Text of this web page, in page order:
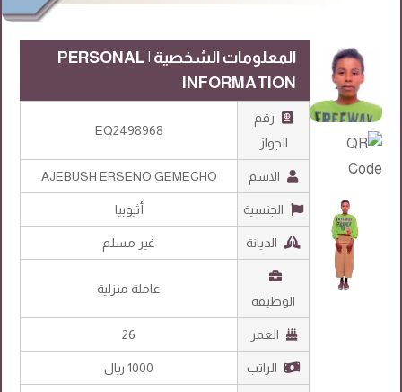
المعلومات الشخصية | PERSONAL
INFORMATION
رقم
الجواز
EQ2498968
الاسم AJEBUSH ERSENO GEMECHO
الجنسية أثيوبيا
الديانة غير مسلم
الوظيفة
عاملة منزلية
العمر 26
الراتب 1000 ريال